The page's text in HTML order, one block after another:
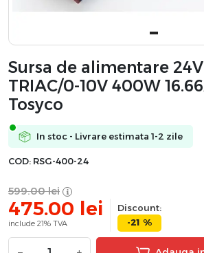
Sursa de alimentare
TRIAC/0-10V 400W
Tosyco
In stoc - Livrare estimata 1-2 zile
COD: RSG-400-24
599.00 lei
475.00 lei
include 21% TVA
Discount:
-21 %